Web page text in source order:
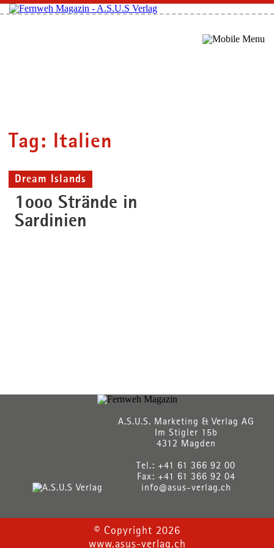
Tag: Italien
Dream Islands
1ooo Strände in
Sardinien
A.S.U.S. Marketing & Verlag AG
Im Stigler 15b
4312 Magden
Tel.: +41 61 366 92 00
Fax: +41 61 366 92 04
info@asus-verlag.ch
© Copyright 2026
www.asus-verlag.ch